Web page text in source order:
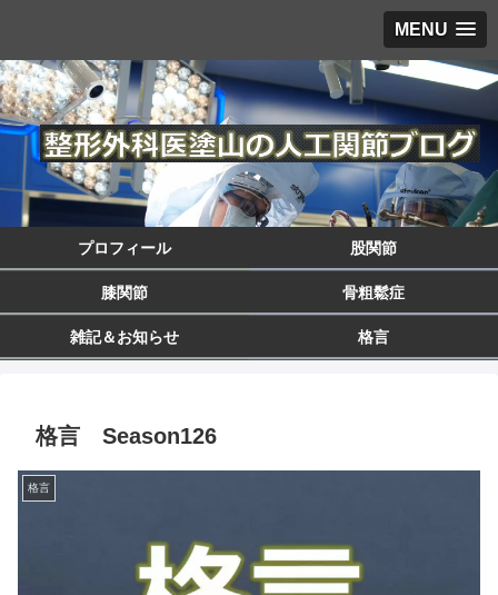
MENU
プロフィール 股関節
膝関節 骨粗鬆症
雑記＆お知らせ 格言
格言 Season126
格言